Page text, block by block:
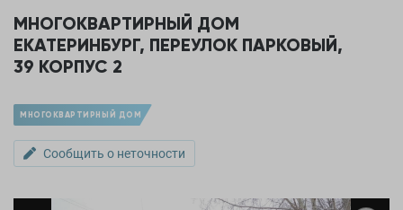
МНОГОКВАРТИРНЫЙ ДОМ
ЕКАТЕРИНБУРГ, ПЕРЕУЛОК ПАРКОВЫЙ,
39 КОРПУС 2
МНОГОКВАРТИРНЫЙ ДОМ
Сообщить о неточности